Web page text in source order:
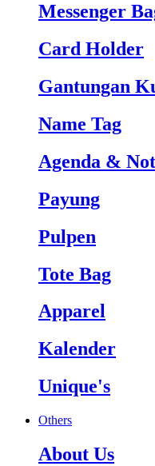
Messenger
Card Holder
Gantungan
Name Tag
Agenda &
Payung
Pulpen
Tote Bag
Apparel
Kalender
Unique's
Others
About Us